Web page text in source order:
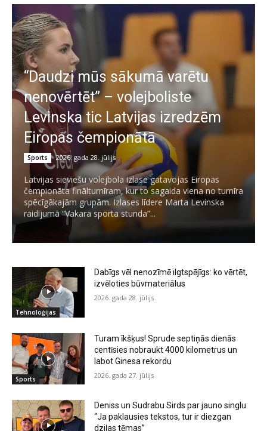
“Daudzi mūs sākumā varētu
nenovērtēt” – volejboliste
Levinska tic Latvijas izredzēm
Eiropas čempionātā
Sports 2026. gada 28. jūlijs
Latvijas sieviešu volejbola izlase gatavojas Eiropas
čempionāta finālturnīram, kur to sagaida viena no turnīra
spēcīgākajām grupām. Izlases līdere Marta Levinska
raidījumā “Vakara sporta stunda”...
Tehnoloģijas
Dabīgs vēl nenozīmē ilgtspējīgs: ko vērtēt,
izvēloties būvmateriālus
2026. gada 28. jūlijs
Sports
Turam īkšķus! Sprude septiņās dienās
centīsies nobraukt 4000 kilometrus un
labot Ginesa rekordu
2026. gada 27. jūlijs
Deniss un Sudrabu Sirds par jauno singlu:
“Ja paklausies tekstos, tur ir diezgan
dziļas tēmas”